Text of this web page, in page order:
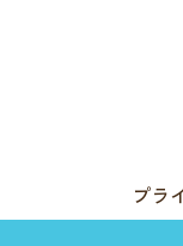
プラ